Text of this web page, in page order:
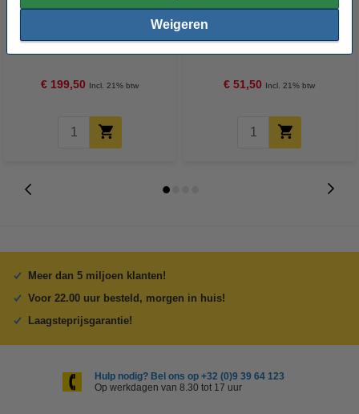
Weigeren
MBK/BK/C/M/Y (123inkt
€ 199,50 Incl. 21% btw
paper roll 610 mm (24 inch) x 50
€ 51,50 Incl. 21% btw
Meer dan 5 miljoen klanten!
Voor 22.00 uur besteld, morgen in huis!
Laagsteprijsgarantie!
Hulp nodig? Bel ons op +32 (0)9 39 64 123
Op werkdagen van 8.30 tot 17 uur